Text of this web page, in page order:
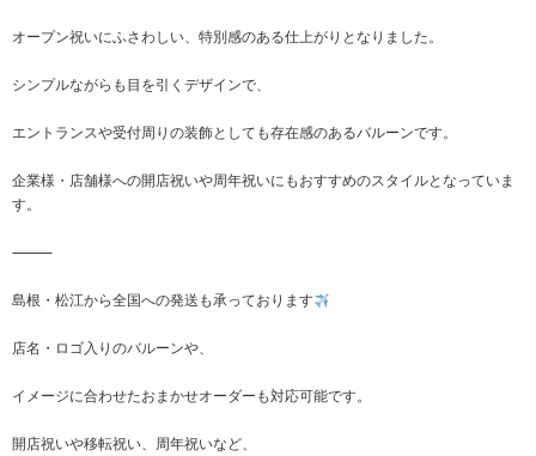
オープン祝いにふさわしい、特別感のある仕上がりとなりました。
シンプルながらも目を引くデザインで、
エントランスや受付周りの装飾としても存在感のあるバルーンです。
企業様・店舗様への開店祝いや周年祝いにもおすすめのスタイルとなっていま
す。
⸻
島根・松江から全国への発送も承っております
店名・ロゴ入りのバルーンや、
イメージに合わせたおまかせオーダーも対応可能です。
開店祝いや移転祝い、周年祝いなど、